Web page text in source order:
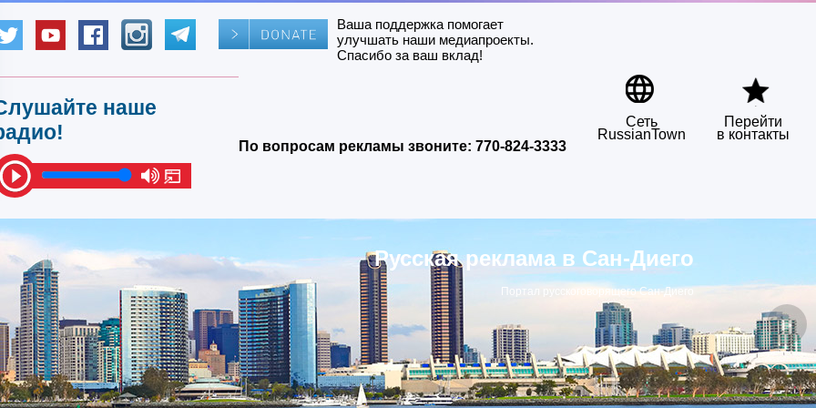
Ваша поддержка помогает
улучшать наши медиапроекты.
Спасибо за ваш вклад!
наше
По вопросам рекламы звоните: 770-824-3333
Сеть
RussianTown
Перейти
в контакты
Русская реклама в Сан-Диего
Портал русскоговорящего Сан-Диего
▶